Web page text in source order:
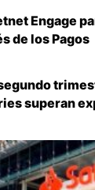
Engage
de los Pagos
superan